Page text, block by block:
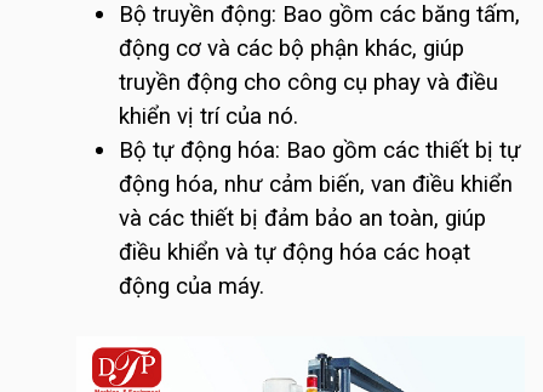
Bộ truyền động: Bao gồm các băng tấm,
động cơ và các bộ phận khác, giúp
truyền động cho công cụ phay và điều
khiển vị trí của nó.
Bộ tự động hóa: Bao gồm các thiết bị tự
động hóa, như cảm biến, van điều khiển
và các thiết bị đảm bảo an toàn, giúp
điều khiển và tự động hóa các hoạt
động của máy.